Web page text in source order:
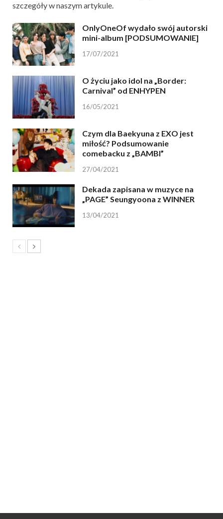
szczegóły w naszym artykule.
OnlyOneOf wydało swój autorski
mini-album [PODSUMOWANIE]
17/07/2021
O życiu jako idol na „Border:
Carnival” od ENHYPEN
16/05/2021
Czym dla Baekyuna z EXO jest
miłość? Podsumowanie
comebacku z „BAMBI”
27/04/2021
Dekada zapisana w muzyce na
„PAGE” Seungyoona z WINNER
13/04/2021